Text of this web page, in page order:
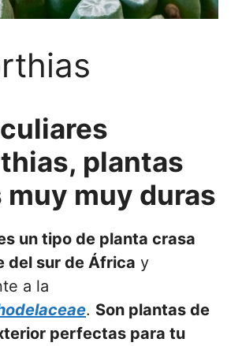
plantas
muy muy duras
un tipo de planta crasa
del sur de África y
a la
. Son plantas de
perfectas para tu